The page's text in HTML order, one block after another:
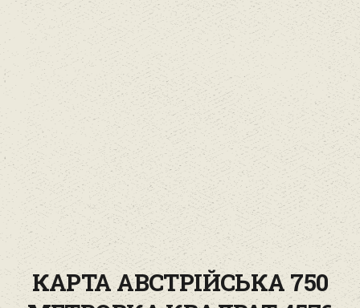
КАРТА АВСТРІЙСЬКА 750